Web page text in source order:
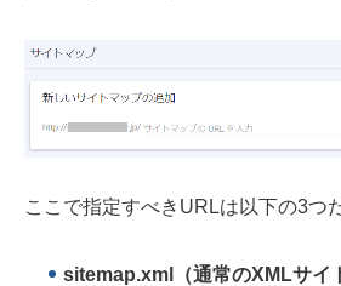
ここで指定すべきURLは以下の3つだ
sitemap.xml（通常のXMLサイ